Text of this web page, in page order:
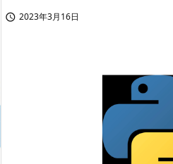
 2023年3月16日